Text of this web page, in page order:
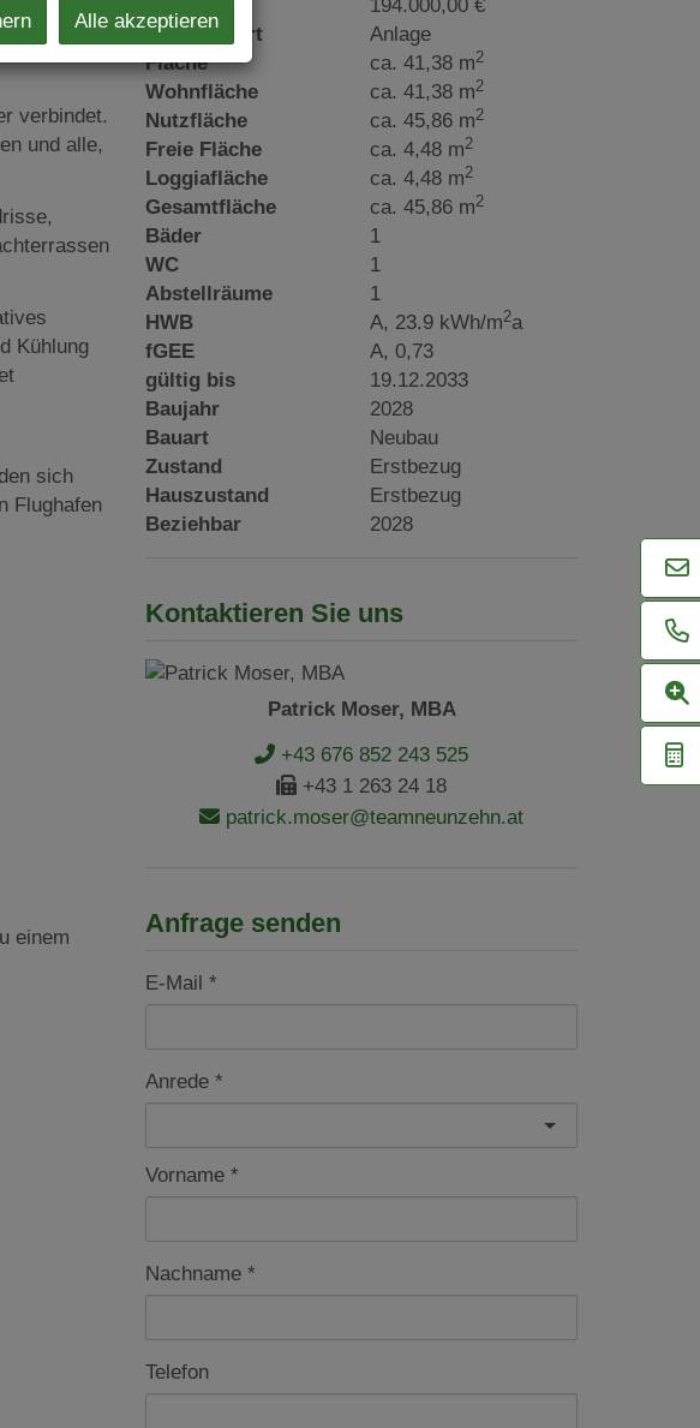
verbindet.
und alle,
Kühlung
sich
Flughafen
einem
Kaufpreis
194.000,00 €
Nutzungsart
Anlage
Fläche
ca. 41,38 m2
Wohnfläche ca. 41,38 m2
Nutzfläche ca. 45,86 m2
Freie Fläche ca. 4,48 m2
Loggiafläche ca. 4,48 m2
Gesamtfläche ca. 45,86 m2
Bäder
1
WC
1
Abstellräume
1
HWB
A, 23.9 kWh/m2a
fGEE
A, 0,73
gültig bis
19.12.2033
Baujahr
2028
Bauart
Neubau
Zustand
Erstbezug
Hauszustand
Erstbezug
Beziehbar
2028
Kontaktieren Sie uns
Patrick Moser, MBA
+43 676 852 243 525
+43 1 263 24 18
patrick.moser@teamneunzehn.at
Anfrage senden
E-Mail
Anrede
Vorname
Nachname
Telefon
Alle akzeptieren